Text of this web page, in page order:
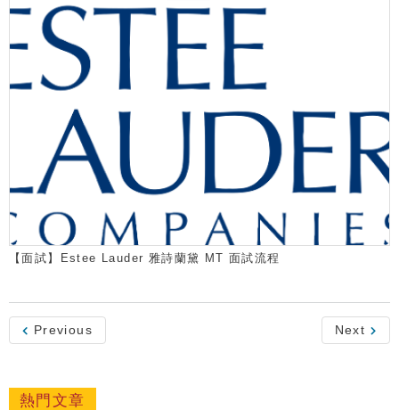
【面試】Estee Lauder 雅詩蘭黛 MT 面試流程
Previous Next
熱門文章